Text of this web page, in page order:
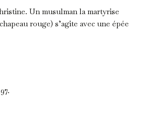
Un musulman la martyrise
rouge) s’agite avec une épée